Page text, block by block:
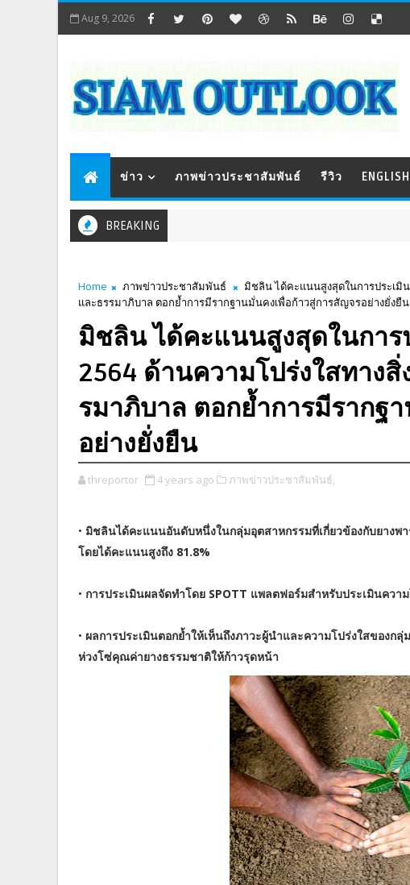
Aug 9, 2026
ข่าว ภาพข่าวประชาสัมพันธ์ รีวิว
BREAKING
Home ภาพข่าวประชาสัมพันธ์
มิชลิน ได้คะแนนสูงสุดในการประเมิ
และธรรมาภิบาล ตอกย้ำการมีรากฐานมั่นคงเพื่อก้าวสู่การสัญจรอย่างยั่งยืน
มิชลิน ได้คะแนนสูงสุดในการ
2564 ด้านความโปร่งใสทาง
รมาภิบาล ตอกย้ำการมีรากฐ
อย่างยั่งยืน
threportor 4 years ago ภาพข่าวประชาสัมพันธ์,
• มิชลินได้คะแนนอันดับหนึ่งในกลุ่มอุตสาหกรรมที่เกี่ยวข้องกับยาง
โดยได้คะแนนสูงถึง 81.8%
• การประเมินผลจัดทำโดย SPOTT แพลตฟอร์มสำหรับประเมินคว
• ผลการประเมินตอกย้ำให้เห็นถึงภาวะผู้นำและความโปร่งใสของ
ห่วงโซ่คุณค่ายางธรรมชาติให้ก้าวรุดหน้า